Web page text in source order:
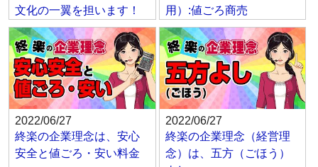
文化の一翼を担います！
用）:値ごろ商売
2022/06/27
終楽の企業理念は、安心
安全と値ごろ・安い料金
2022/06/27
終楽の企業理念（経営理
念）は、五方（ごほう）